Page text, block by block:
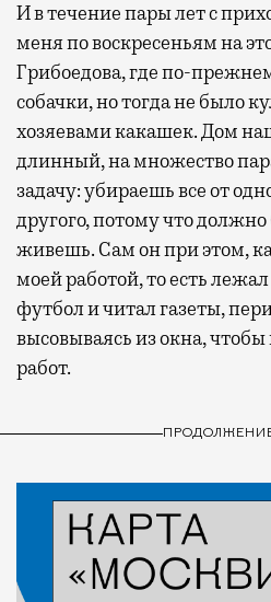
И в течение пары лет с
меня по воскресеньям на
Грибоедова, где по-
собачки, но тогда не было
хозяевами какашек. Дом
длинный, на множество
задачу: убираешь все от
другого, потому что
живешь. Сам он при этом,
моей работой, то есть
футбол и читал газеты,
высовываясь из окна,
работ.